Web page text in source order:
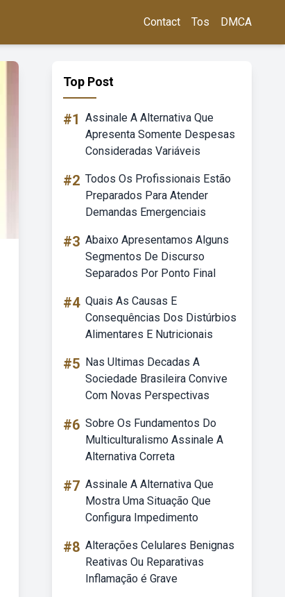
Contact Tos DMCA
Top Post
#1 Assinale A Alternativa Que
Apresenta Somente Despesas
Consideradas Variáveis
#2 Todos Os Profissionais Estão
Preparados Para Atender
Demandas Emergenciais
#3 Abaixo Apresentamos Alguns
Segmentos De Discurso
Separados Por Ponto Final
#4 Quais As Causas E
Consequências Dos Distúrbios
Alimentares E Nutricionais
#5 Nas Ultimas Decadas A
Sociedade Brasileira Convive
Com Novas Perspectivas
#6 Sobre Os Fundamentos Do
Multiculturalismo Assinale A
Alternativa Correta
#7 Assinale A Alternativa Que
Mostra Uma Situação Que
Configura Impedimento
#8 Alterações Celulares Benignas
Reativas Ou Reparativas
Inflamação é Grave